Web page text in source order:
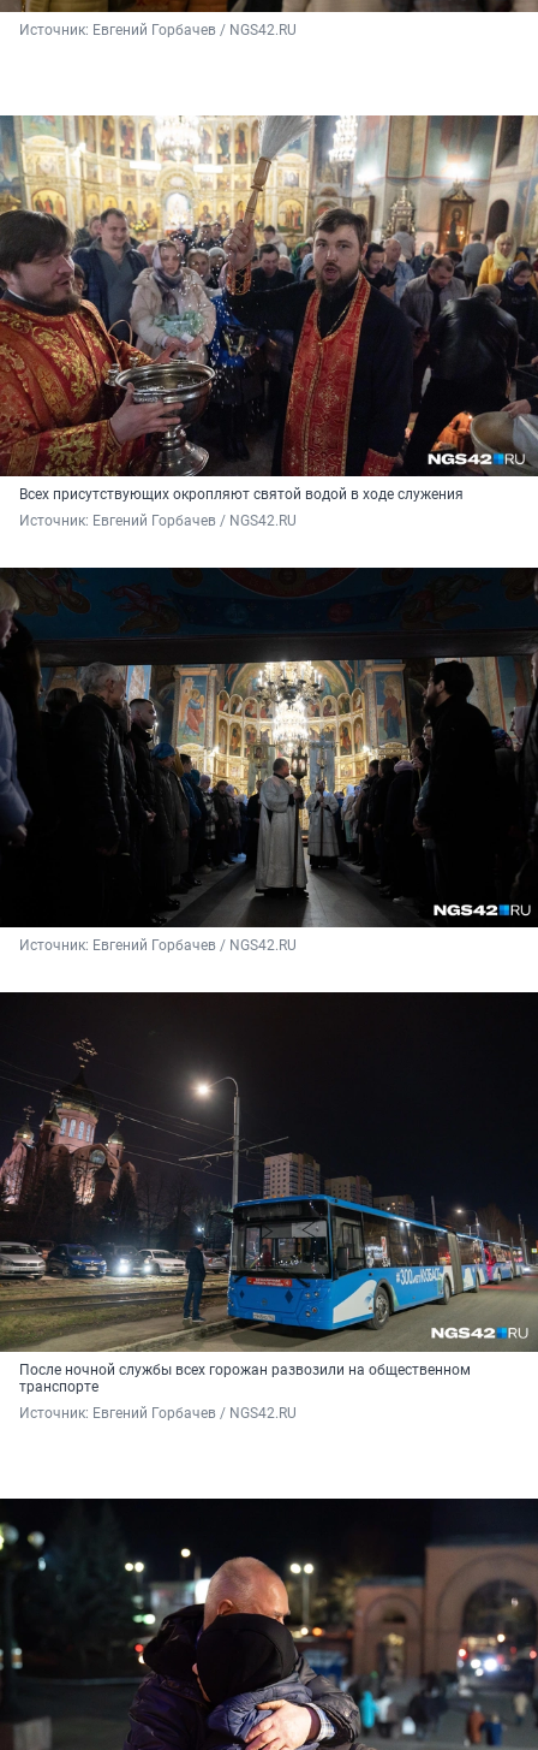
Источник: Евгений Горбачев / NGS42.RU
Всех присутствующих окропляют святой водой в ходе служения
Источник: Евгений Горбачев / NGS42.RU
Источник: Евгений Горбачев / NGS42.RU
После ночной службы всех горожан развозили на общественном
транспорте
Источник: Евгений Горбачев / NGS42.RU